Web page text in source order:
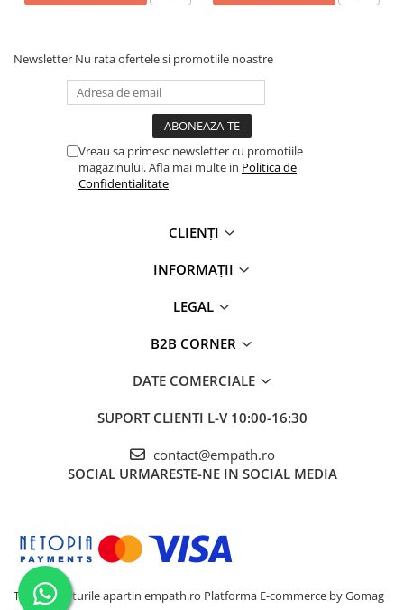
Newsletter Nu rata ofertele si promotiile noastre
Vreau sa primesc newsletter cu promotiile
magazinului. Afla mai multe in Politica de
Confidentialitate
CLIENȚI
INFORMAȚII
LEGAL
B2B CORNER
DATE COMERCIALE
SUPORT CLIENTI L-V 10:00-16:30
contact@empath.ro
SOCIAL URMARESTE-NE IN SOCIAL MEDIA
Toate drepturile apartin empath.ro Platforma E-commerce by Gomag